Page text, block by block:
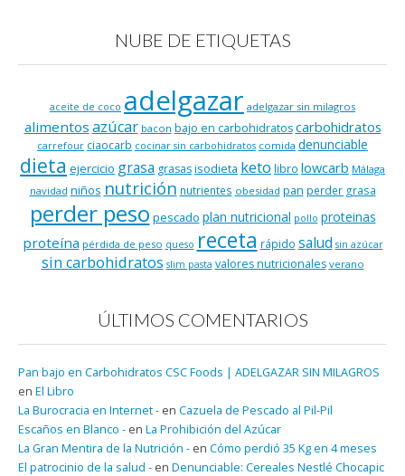
NUBE DE ETIQUETAS
aceite de coco adelgazar adelgazar sin milagros
alimentos azúcar bacon bajo en carbohidratos carbohidratos
carrefour ciaocarb cocinar sin carbohidratos comida denunciable
dieta ejercicio grasa grasasisodieta keto libro lowcarb Málaga
navidad niños nutrición nutrientes obesidad pan perder grasa
perder peso pescado plan nutricional pollo proteinas
proteína pérdida de peso queso receta rápido salud sin azúcar
sin carbohidratos slim pasta valores nutricionales verano
ÚLTIMOS COMENTARIOS
Pan bajo en Carbohidratos CSC Foods | ADELGAZAR SIN MILAGROS
en El Libro
La Burocracia en Internet - en Cazuela de Pescado al Pil-Pil
Escaños en Blanco - en La Prohibición del Azúcar
La Gran Mentira de la Nutrición - en Cómo perdió 35 Kg en 4 meses
El patrocinio de la salud - en Denunciable: Cereales Nestlé Chocapic